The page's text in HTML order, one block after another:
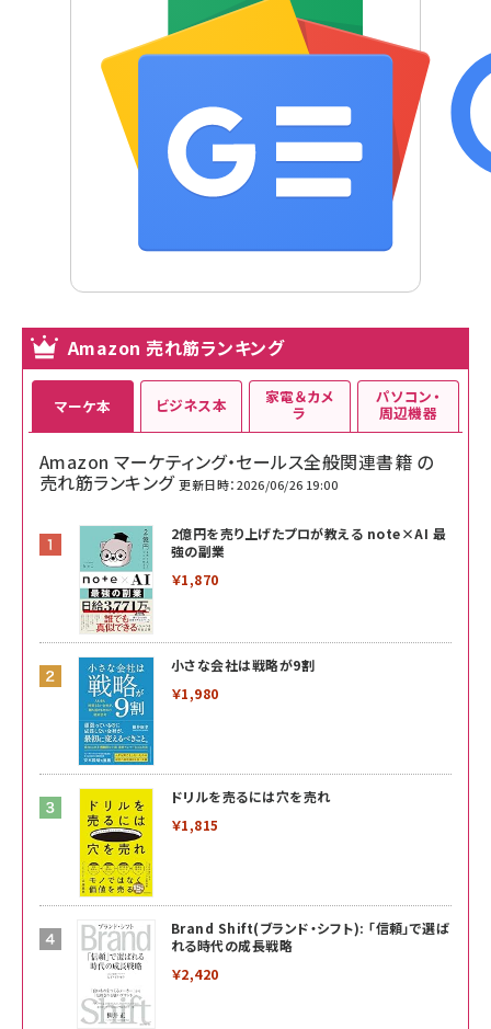
Amazon 売れ筋ランキング
マーケ本
Amazon マーケティング・セールス全般関連書籍 の
売れ筋ランキング 更新日時：2026/06/26 19:00
2億円を売り上げたプロが教える note×AI 最
強の副業
￥1,870
小さな会社は戦略が9割
￥1,980
ドリルを売るには穴を売れ
￥1,815
Brand Shift(ブランド・シフト): 「信頼」で選ば
れる時代の成長戦略
￥2,420
ビジネス本 家電＆カメ
ラ
パソコン・
周辺機器